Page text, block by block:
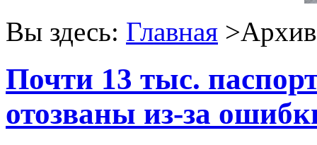
Вы здесь: Главная >Архив
Почти 13 тыс.
отозваны из-за